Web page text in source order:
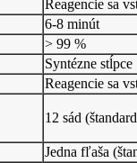
Reagencie sa
6-8 minút
> 99 %
Syntézne stĺpce
Reagencie sa
12 sád
Jedna fľaša